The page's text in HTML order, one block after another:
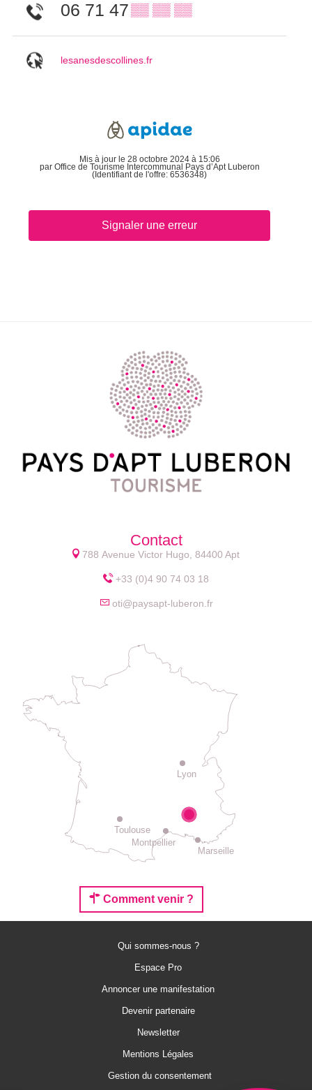
06 71 47 ▒▒ ▒▒ ▒▒
lesanesdescollines.fr
Mis à jour le 28 octobre 2024 à 15:06
par Office de Tourisme Intercommunal Pays d’Apt Luberon
(Identifiant de l'offre: 6536348)
Signaler une erreur
Contact
788 Avenue Victor Hugo, 84400 Apt
+33 (0)4 90 74 03 18
oti@paysapt-luberon.fr
Lyon
Montpellier
Toulouse
Marseille
Comment venir ?
Qui sommes-nous ?
Espace Pro
Annoncer une manifestation
Devenir partenaire
Newsletter
Mentions Légales
Gestion du consentement